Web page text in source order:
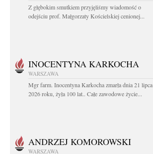
Z głębokim smutkiem przyjęliśmy wiadomość o
odejściu prof. Małgorzaty Kościelskiej cenionej...
INOCENTYNA KARKOCHA
WARSZAWA
Mgr farm. Inocentyna Karkocha zmarła dnia 21 lipca
2026 roku, żyła 100 lat.. Całe zawodowe życie...
ANDRZEJ KOMOROWSKI
WARSZAWA